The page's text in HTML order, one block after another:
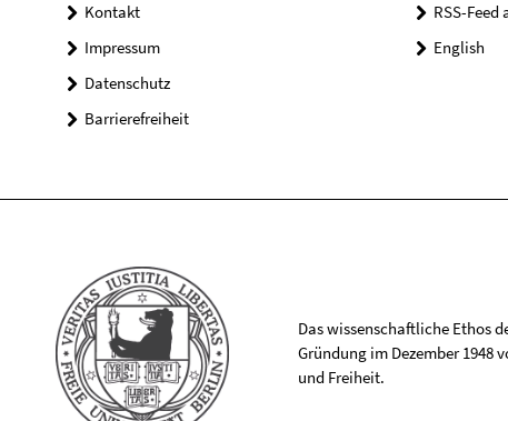
Kontakt
Impressum
Datenschutz
Barrierefreiheit
RSS-Feed
English
Das wissenschaftliche Ethos
Gründung im Dezember 1948
und Freiheit.